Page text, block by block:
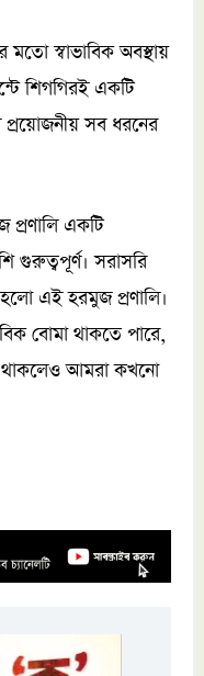
স্বাভাবিক অবস্থায়
শিগগিরই একটি
সব ধরনের
একটি
গুরুত্বপূর্ণ। সরাসরি
এই হরমুজ প্রণালি।
বোমা থাকতে পারে,
থাকলেও আমরা কখনো